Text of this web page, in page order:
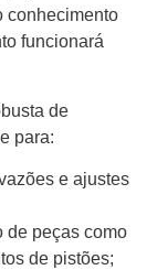
conhecimento
funcionará
de
para:
e ajustes
de peças como
de pistões;